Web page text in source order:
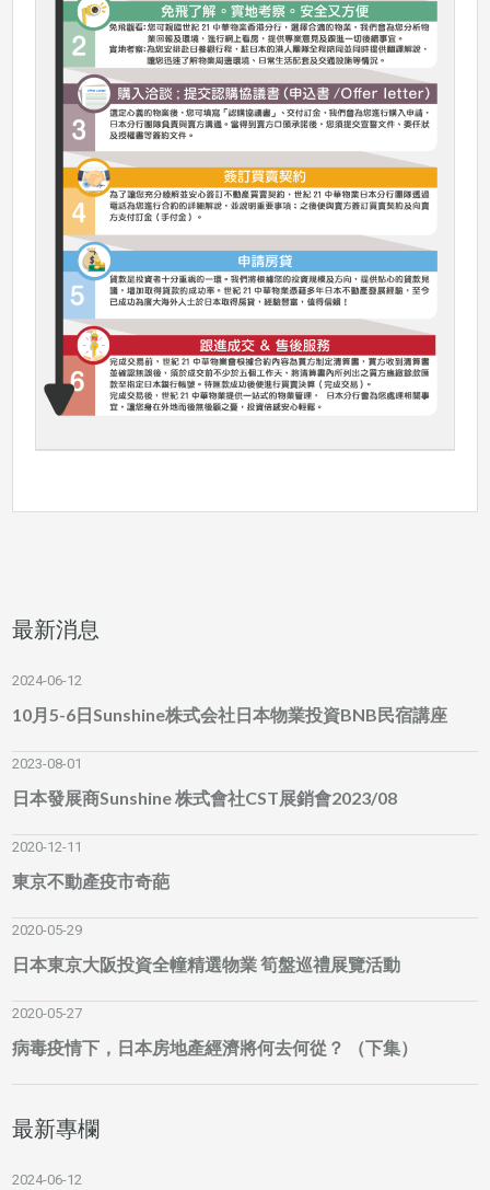
最新消息
2024-06-12
10月5-6日Sunshine株式会社日本物業投資BNB民宿講座
2023-08-01
日本發展商Sunshine 株式會社CST展銷會2023/08
2020-12-11
東京不動產疫市奇葩
2020-05-29
日本東京大阪投資全幢精選物業 筍盤巡禮展覽活動
2020-05-27
病毒疫情下，日本房地產經濟將何去何從？ （下集）
最新專欄
2024-06-12